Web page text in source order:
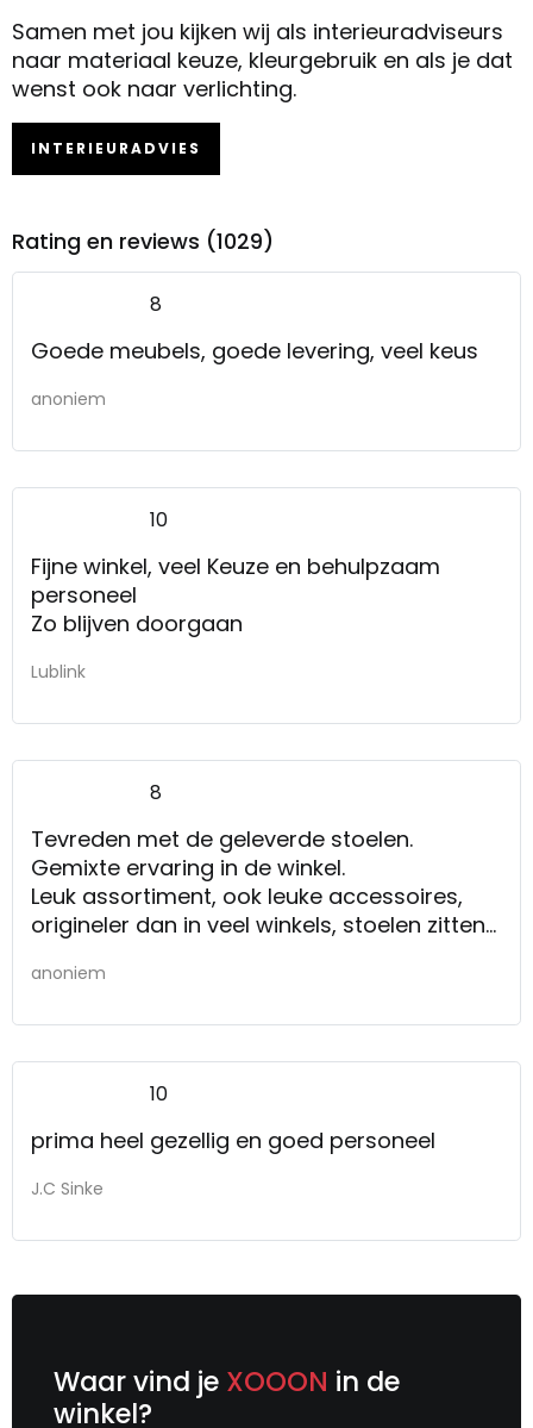
Samen met jou kijken wij als interieuradviseurs
naar materiaal keuze, kleurgebruik en als je dat
wenst ook naar verlichting.
INTERIEURADVIES
Rating en reviews (1029)
8
Goede meubels, goede levering, veel keus
anoniem
10
Fijne winkel, veel Keuze en behulpzaam
personeel
Zo blijven doorgaan
Lublink
8
Tevreden met de geleverde stoelen.
Gemixte ervaring in de winkel.
Leuk assortiment, ook leuke accessoires,
origineler dan in veel winkels, stoelen zitten
anoniem
10
prima heel gezellig en goed personeel
J.C Sinke
Waar vind je XOOON in de
winkel?